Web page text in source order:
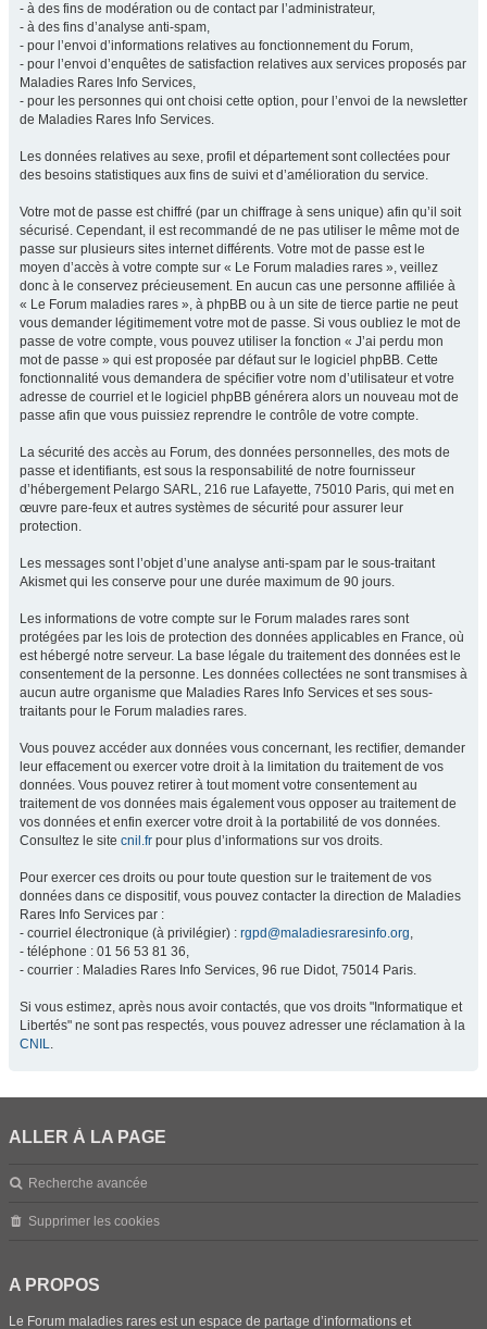
- à des fins de modération ou de contact par l’administrateur,
- à des fins d’analyse anti-spam,
- pour l’envoi d’informations relatives au fonctionnement du Forum,
- pour l’envoi d’enquêtes de satisfaction relatives aux services proposés par
Maladies Rares Info Services,
- pour les personnes qui ont choisi cette option, pour l’envoi de la newsletter
de Maladies Rares Info Services.
Les données relatives au sexe, profil et département sont collectées pour
des besoins statistiques aux fins de suivi et d’amélioration du service.
Votre mot de passe est chiffré (par un chiffrage à sens unique) afin qu’il soit
sécurisé. Cependant, il est recommandé de ne pas utiliser le même mot de
passe sur plusieurs sites internet différents. Votre mot de passe est le
moyen d’accès à votre compte sur « Le Forum maladies rares », veillez
donc à le conservez précieusement. En aucun cas une personne affiliée à
« Le Forum maladies rares », à phpBB ou à un site de tierce partie ne peut
vous demander légitimement votre mot de passe. Si vous oubliez le mot de
passe de votre compte, vous pouvez utiliser la fonction « J’ai perdu mon
mot de passe » qui est proposée par défaut sur le logiciel phpBB. Cette
fonctionnalité vous demandera de spécifier votre nom d’utilisateur et votre
adresse de courriel et le logiciel phpBB générera alors un nouveau mot de
passe afin que vous puissiez reprendre le contrôle de votre compte.
La sécurité des accès au Forum, des données personnelles, des mots de
passe et identifiants, est sous la responsabilité de notre fournisseur
d’hébergement Pelargo SARL, 216 rue Lafayette, 75010 Paris, qui met en
œuvre pare-feux et autres systèmes de sécurité pour assurer leur
protection.
Les messages sont l’objet d’une analyse anti-spam par le sous-traitant
Akismet qui les conserve pour une durée maximum de 90 jours.
Les informations de votre compte sur le Forum malades rares sont
protégées par les lois de protection des données applicables en France, où
est hébergé notre serveur. La base légale du traitement des données est le
consentement de la personne. Les données collectées ne sont transmises à
aucun autre organisme que Maladies Rares Info Services et ses sous-
traitants pour le Forum maladies rares.
Vous pouvez accéder aux données vous concernant, les rectifier, demander
leur effacement ou exercer votre droit à la limitation du traitement de vos
données. Vous pouvez retirer à tout moment votre consentement au
traitement de vos données mais également vous opposer au traitement de
vos données et enfin exercer votre droit à la portabilité de vos données.
Consultez le site cnil.fr pour plus d’informations sur vos droits.
Pour exercer ces droits ou pour toute question sur le traitement de vos
données dans ce dispositif, vous pouvez contacter la direction de Maladies
Rares Info Services par :
- courriel électronique (à privilégier) : rgpd@maladiesraresinfo.org,
- téléphone : 01 56 53 81 36,
- courrier : Maladies Rares Info Services, 96 rue Didot, 75014 Paris.
Si vous estimez, après nous avoir contactés, que vos droits "Informatique et
Libertés" ne sont pas respectés, vous pouvez adresser une réclamation à la
CNIL.
ALLER À LA PAGE
Recherche avancée
Supprimer les cookies
A PROPOS
Le Forum maladies rares est un espace de partage d’informations et